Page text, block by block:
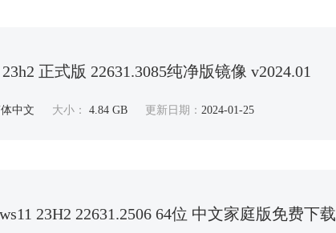
正式版 22631.3085纯净版镜像 v2024.01
中文 大小： 4.84 GB 更新日期： 2024-01-25
23H2 22631.2506 64位 中文家庭版免费下载